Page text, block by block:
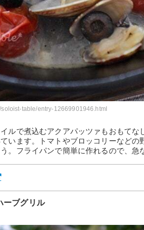
table/entry-12669901946.html
ルで煮込むアクアパッツァもおもて
います。トマトやブロッコリーなど
。フライパンで簡単に作れるので、急
ブグリル